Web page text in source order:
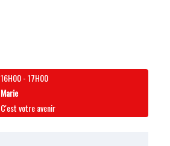
16H00-17H00
Marie
C'est votre avenir